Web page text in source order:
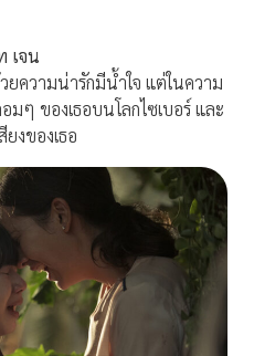
เจน
ยความน่ารักมีน้ำใจ แต่ในความ
มๆ ของเธอบนโลกไซเบอร์ และ
งของเธอ